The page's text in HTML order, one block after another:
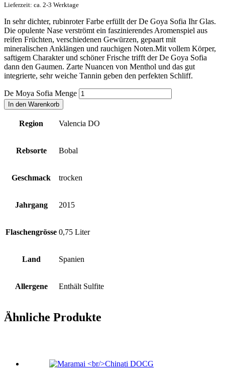
Lieferzeit: ca. 2-3 Werktage
In sehr dichter, rubinroter Farbe erfüllt der De Goya Sofia Ihr Glas.
Die opulente Nase verströmt ein faszinierendes Aromenspiel aus
reifen Früchten, verschiedenen Gewürzen, gepaart mit
mineralischen Anklängen und rauchigen Noten.Mit vollem Körper,
saftigem Charakter und schöner Frische trifft der De Goya Sofia
dann den Gaumen. Zarte Nuancen von Menthol und das gut
integrierte, sehr weiche Tannin geben den perfekten Schliff.
De Moya Sofia Menge
In den Warenkorb
Region Valencia DO
Rebsorte Bobal
Geschmack trocken
Jahrgang 2015
Flaschengrösse 0,75 Liter
Land Spanien
Allergene Enthält Sulfite
Ähnliche Produkte